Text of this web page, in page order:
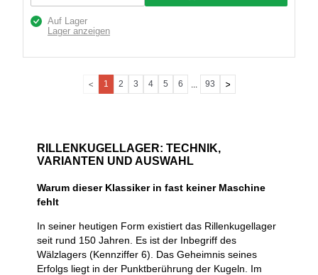
Auf Lager
Lager anzeigen
1 2 3 4 5 6 ... 93
RILLENKUGELLAGER: TECHNIK,
VARIANTEN UND AUSWAHL
Warum dieser Klassiker in fast keiner Maschine
fehlt
In seiner heutigen Form existiert das Rillenkugellager
seit rund 150 Jahren. Es ist der Inbegriff des
Wälzlagers (Kennziffer 6). Das Geheimnis seines
Erfolgs liegt in der Punktberührung der Kugeln. Im